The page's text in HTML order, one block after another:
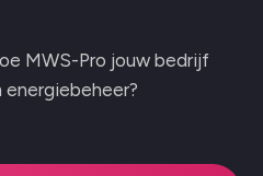
MWS-Pro jouw bedrijf
energiebeheer?